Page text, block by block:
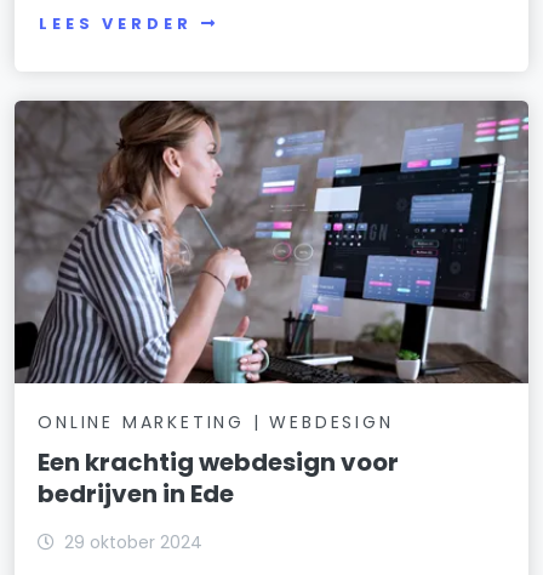
LEES VERDER
ONLINE MARKETING | WEBDESIGN
Een krachtig webdesign voor
bedrijven in Ede
29 oktober 2024